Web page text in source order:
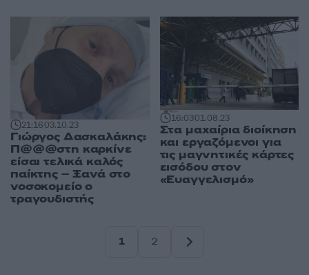
21:1603.10.23
Γιώργος Δασκαλάκης:
Π@@@στη καρκίνε
είσαι τελικά καλός
παίκτης – Ξανά στο
νοσοκομείο ο
τραγουδιστής
16:0301.08.23
Στα μαχαίρια διοίκηση
και εργαζόμενοι για
τις μαγνητικές κάρτες
εισόδου στον
«Ευαγγελισμό»
1
2